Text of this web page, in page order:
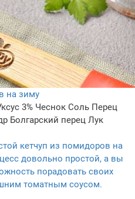
на зиму
3% Чеснок Соль Перец
Болгарский перец Лук
кетчуп из помидоров на
довольно простой, а вы
порадовать своих
томатным соусом.